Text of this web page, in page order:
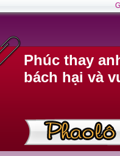
Phúc thay
bách hại và